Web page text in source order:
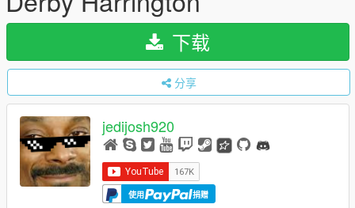
下载
分享
jedijosh920
使用 捐赠